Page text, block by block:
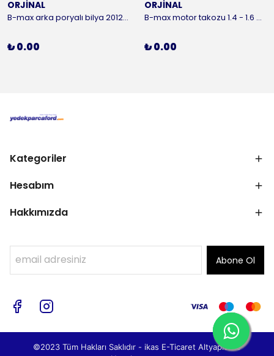
ORJİNAL
B-max arka poryalı bilya 2012-2016 ORJİNAL
₺ 0.00
ORJİNAL
B-max motor takozu 1.4 - 1.6 benzinli 2012-2016 ORJİNAL
₺ 0.00
Kategoriler
Hesabım
Hakkımızda
Abone Ol
©2023 Tüm Hakları Saklıdır - ikas E-Ticaret Altyapısı ile